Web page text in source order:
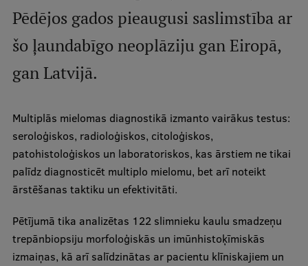
Studentu dzīve
Studiju norises vietas
Mūsu cilvēki
Stratēģija
Pēdējos gados pieaugusi saslimstība ar
šo ļaundabīgo neoplāziju gan Eiropā,
gan Latvijā.
Multiplās mielomas diagnostikā izmanto vairākus testus:
seroloģiskos, radioloģiskos, citoloģiskos,
patohistoloģiskos un laboratoriskos, kas ārstiem ne tikai
palīdz diagnosticēt multiplo mielomu, bet arī noteikt
ārstēšanas taktiku un efektivitāti.
Pētījumā tika analizētas 122 slimnieku kaulu smadzeņu
trepānbiopsiju morfoloģiskās un imūnhistoķīmiskās
izmaiņas, kā arī salīdzinātas ar pacientu klīniskajiem un